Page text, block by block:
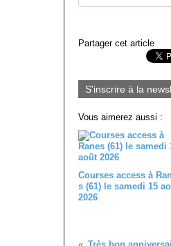
Partager cet article
S'inscrire à la
Vous aimerez aussi :
Courses access à
s (61) le samedi 15
2026